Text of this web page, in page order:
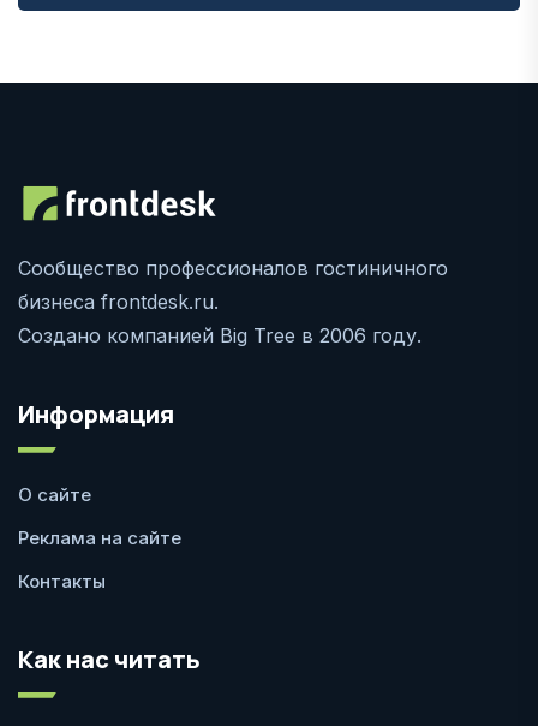
Сообщество профессионалов гостиничного
бизнеса frontdesk.ru.
Создано компанией Big Tree в 2006 году.
Информация
О сайте
Реклама на сайте
Контакты
Как нас читать